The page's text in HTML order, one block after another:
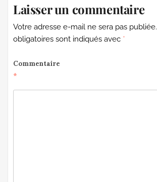
Laisser un commentaire
Votre adresse e-mail ne sera pas publiée.
obligatoires sont indiqués avec *
Commentaire
*